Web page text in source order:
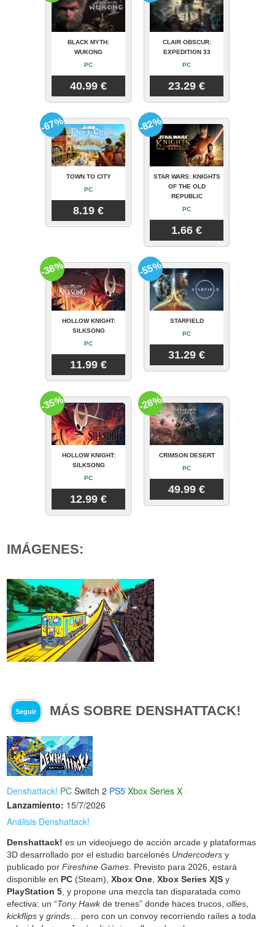
BLACK MYTH:
WUKONG
PC
40.99 €
CLAIR OBSCUR:
EXPEDITION 33
PC
23.29 €
TOWN TO CITY
PC
8.19 €
-67%
STAR WARS: KNIGHTS
OF THE OLD
REPUBLIC
PC
1.66 €
-82%
HOLLOW KNIGHT:
SILKSONG
PC
11.99 €
-38%
STARFIELD
PC
31.29 €
-55%
HOLLOW KNIGHT:
SILKSONG
PC
12.99 €
-35%
CRIMSON DESERT
PC
49.99 €
-28%
IMÁGENES:
Seguir MÁS SOBRE DENSHATTACK!
Denshattack! PC Switch 2 PS5 Xbox Series X
Lanzamiento: 15/7/2026
Análisis Denshattack!
Denshattack! es un videojuego de acción arcade y plataformas
3D desarrollado por el estudio barcelonés Undercoders y
publicado porFireshine Games . Previsto para 2026, estará
disponible en PC (Steam),Xbox One ,Xbox Series X|S y
PlayStation 5 , y propone una mezcla tan disparatada como
efectiva: un “Tony Hawkde trenes” donde haces trucos,ollies
kickflips ygrinds … pero con un convoy recorriendo raíles a toda